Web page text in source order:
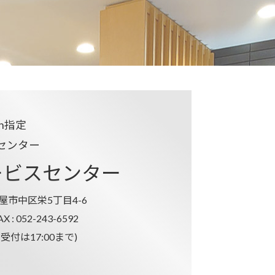
指定
ンター
スセンター
市中区栄5丁目4-6
: 052-243-6592
付は17:00まで)